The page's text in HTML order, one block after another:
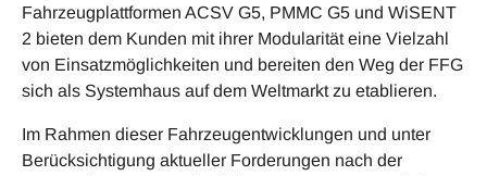
Fahrzeugplattformen ACSV G5, PMMC G5 und WiSENT
2 bieten dem Kunden mit ihrer Modularität eine Vielzahl
von Einsatzmöglichkeiten und bereiten den Weg der FFG
sich als Systemhaus auf dem Weltmarkt zu etablieren.
Im Rahmen dieser Fahrzeugentwicklungen und unter
Berücksichtigung aktueller Forderungen nach der